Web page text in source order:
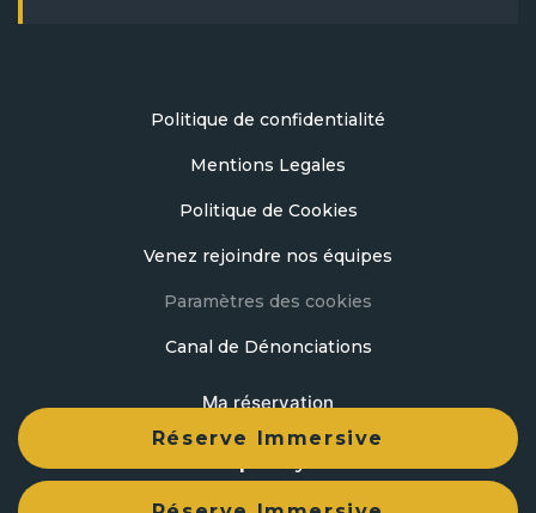
Réserve Immersive
Politique de confidentialité
Mentions Legales
Politique de Cookies
Venez rejoindre nos équipes
Paramètres des cookies
Canal de Dénonciations
Ma réservation